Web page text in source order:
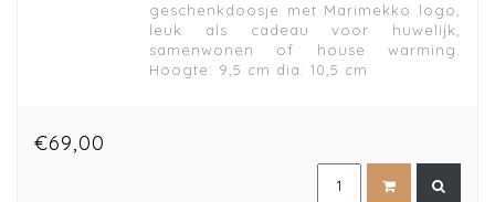
geschenkdoosje met Marimekko logo,
leuk als cadeau voor huwelijk,
samenwonen of house warming.
Hoogte: 9,5 cm dia: 10,5 cm
€69,00